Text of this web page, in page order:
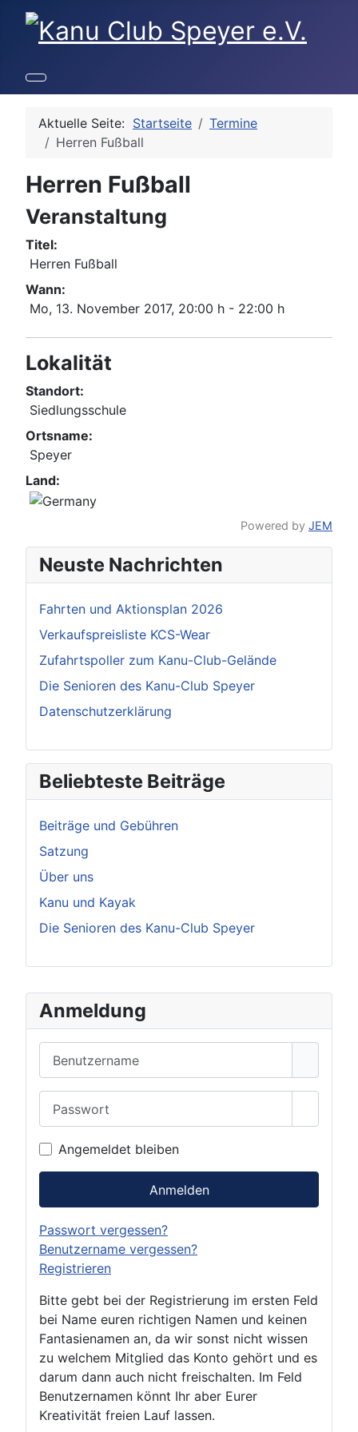
Anmeldung
Angemeldet bleiben
Anmelden
Passwort vergessen?
Benutzername vergessen?
Registrieren
Bitte gebt bei der Registrierung im ersten Feld
bei Name euren richtigen Namen und keinen
Fantasienamen an, da wir sonst nicht wissen
zu welchem Mitglied das Konto gehört und es
darum dann auch nicht freischalten. Im Feld
Benutzernamen könnt Ihr aber Eurer
Kreativität freien Lauf lassen.
Aktuelle Seite: Startseite
Termine
Herren Fußball
Herren Fußball
Veranstaltung
Titel:
Herren Fußball
Wann:
Mo, 13. November 2017, 20:00 h - 22:00 h
Lokalität
Standort:
Siedlungsschule
Ortsname:
Speyer
Land:
Powered by JEM
Neuste Nachrichten
Fahrten und Aktionsplan 2026
Verkaufspreisliste KCS-Wear
Zufahrtspoller zum Kanu-Club-Gelände
Die Senioren des Kanu-Club Speyer
Datenschutzerklärung
Beliebteste Beiträge
Beiträge und Gebühren
Satzung
Über uns
Kanu und Kayak
Die Senioren des Kanu-Club Speyer